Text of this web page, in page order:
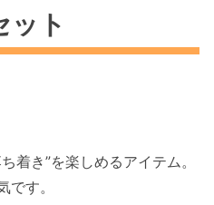
ット
着き”を楽しめるアイテム。
す。